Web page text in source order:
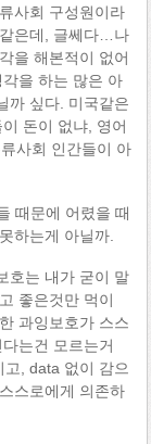
사회 구성원이라
은데, 글쎄다…나
을 해본적이 없어
을 하는 많은 아
까 싶다. 미국같은
돈이 없냐, 영어
사회 인간들이 아
때문에 어렸을 때
하는게 아닐까.
호는 내가 굳이 말
좋은것만 먹이
과잉보호가 스스
는건 모르는거
, data 없이 감으
스로에게 의존하